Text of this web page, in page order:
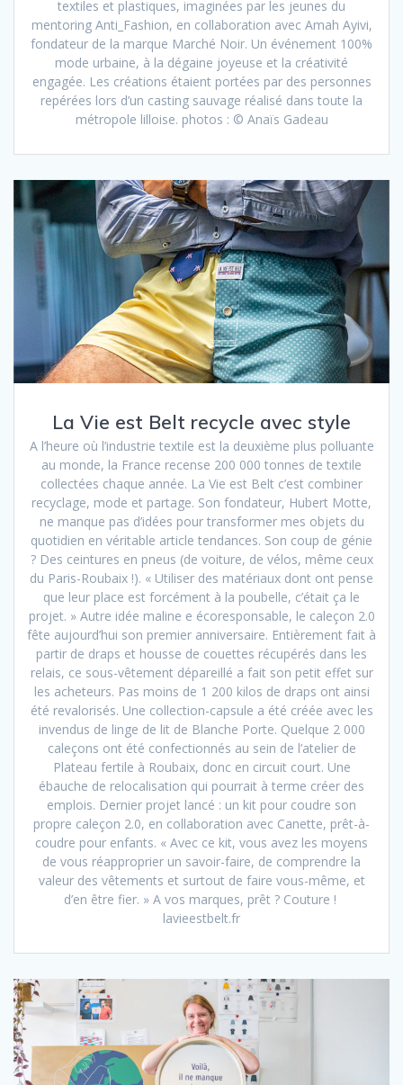
textiles et plastiques, imaginées par les jeunes du
mentoring Anti_Fashion, en collaboration avec Amah Ayivi,
fondateur de la marque Marché Noir. Un événement 100%
mode urbaine, à la dégaine joyeuse et la créativité
engagée. Les créations étaient portées par des personnes
repérées lors d’un casting sauvage réalisé dans toute la
métropole lilloise. photos : © Anaïs Gadeau
La Vie est Belt recycle avec style
A l’heure où l’industrie textile est la deuxième plus polluante
au monde, la France recense 200 000 tonnes de textile
collectées chaque année. La Vie est Belt c’est combiner
recyclage, mode et partage. Son fondateur, Hubert Motte,
ne manque pas d’idées pour transformer mes objets du
quotidien en véritable article tendances. Son coup de génie
? Des ceintures en pneus (de voiture, de vélos, même ceux
du Paris-Roubaix !). « Utiliser des matériaux dont ont pense
que leur place est forcément à la poubelle, c’était ça le
projet. » Autre idée maline e écoresponsable, le caleçon 2.0
fête aujourd’hui son premier anniversaire. Entièrement fait à
partir de draps et housse de couettes récupérés dans les
relais, ce sous-vêtement dépareillé a fait son petit effet sur
les acheteurs. Pas moins de 1 200 kilos de draps ont ainsi
été revalorisés. Une collection-capsule a été créée avec les
invendus de linge de lit de Blanche Porte. Quelque 2 000
caleçons ont été confectionnés au sein de l’atelier de
Plateau fertile à Roubaix, donc en circuit court. Une
ébauche de relocalisation qui pourrait à terme créer des
emplois. Dernier projet lancé : un kit pour coudre son
propre caleçon 2.0, en collaboration avec Canette, prêt-à-
coudre pour enfants. « Avec ce kit, vous avez les moyens
de vous réapproprier un savoir-faire, de comprendre la
valeur des vêtements et surtout de faire vous-même, et
d’en être fier. » A vos marques, prêt ? Couture !
lavieestbelt.fr